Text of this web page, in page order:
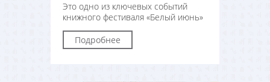
Это одно из ключевых событий
книжного фестиваля «Белый июнь»
Подробнее